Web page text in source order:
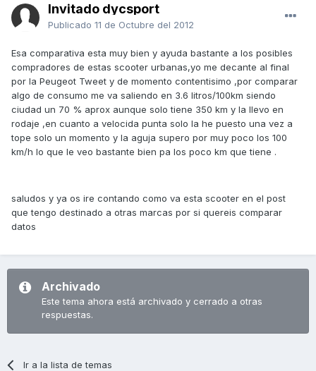
Invitado dycsport
Publicado 11 de Octubre del 2012
Esa comparativa esta muy bien y ayuda bastante a los posibles
compradores de estas scooter urbanas,yo me decante al final
por la Peugeot Tweet y de momento contentisimo ,por comparar
algo de consumo me va saliendo en 3.6 litros/100km siendo
ciudad un 70 % aprox aunque solo tiene 350 km y la llevo en
rodaje ,en cuanto a velocida punta solo la he puesto una vez a
tope solo un momento y la aguja supero por muy poco los 100
km/h lo que le veo bastante bien pa los poco km que tiene .
saludos y ya os ire contando como va esta scooter en el post
que tengo destinado a otras marcas por si quereis comparar
datos
Archivado
Este tema ahora está archivado y cerrado a otras
respuestas.
Ir a la lista de temas